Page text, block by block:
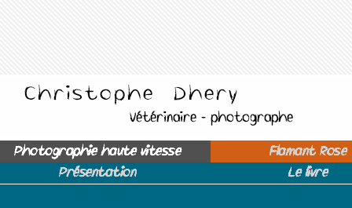
Photographie haute vitesse
Flamant Rose
Présentation
Le livre